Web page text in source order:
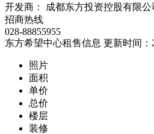
开发商：
成都东方投资控股有限公
招商热线
028-88855955
东方希望中心租售信息 更新时间：
照片
面积
单价
总价
楼层
装修